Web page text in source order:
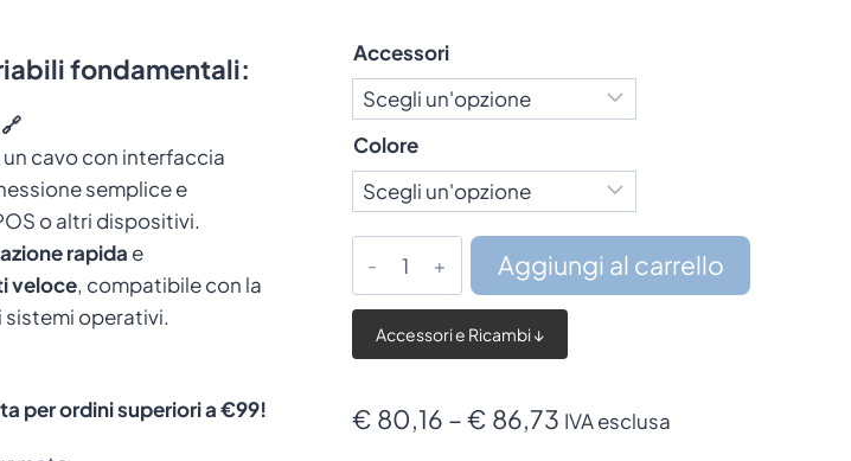
fondamentali:
cavo con interfaccia
semplice e
o altri dispositivi.
rapida e
veloce, compatibile con la
operativi.
per ordini superiori a €99!
Accessori
Colore
Gryphon
quantità
Aggiungi al carrello
Accessori e Ricambi ↓
€ 80,16 –€ 86,73Fascia
IVA esclusa